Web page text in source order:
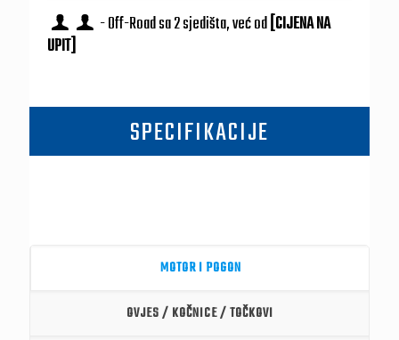
- Off-Road sa 2 sjedišta, već od[CIJENA NA
UPIT]
SPECIFIKACIJE
MOTOR I POGON
OVJES / KOČNICE / TOČKOVI